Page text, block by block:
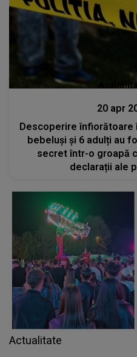
20 apr
Descoperire înfiorătoare
bebeluși și 6 adulți au
secret într-o groapă
declarații ale
Actualitate